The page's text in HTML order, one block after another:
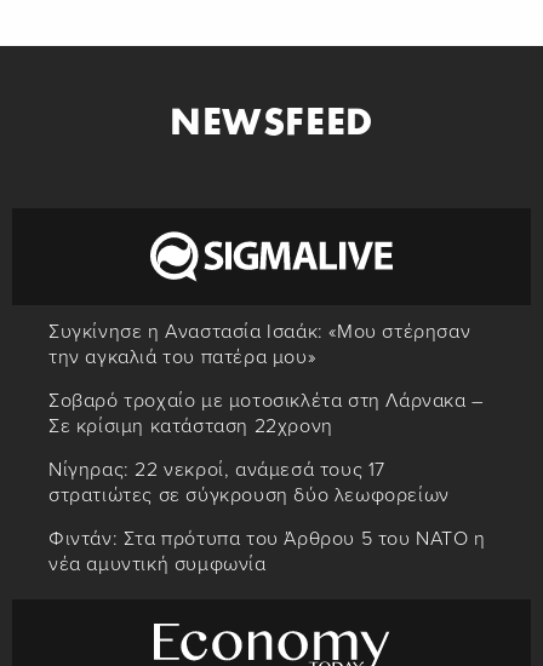
NEWSFEED
Συγκίνησε η Αναστασία Ισαάκ: «Mου στέρησαν
την αγκαλιά του πατέρα μου»
Σοβαρό τροχαίο με μοτοσικλέτα στη Λάρνακα –
Σε κρίσιμη κατάσταση 22χρονη
Νίγηρας: 22 νεκροί, ανάμεσά τους 17
στρατιώτες σε σύγκρουση δύο λεωφορείων
Φιντάν: Στα πρότυπα του Άρθρου 5 του ΝΑΤΟ η
νέα αμυντική συμφωνία